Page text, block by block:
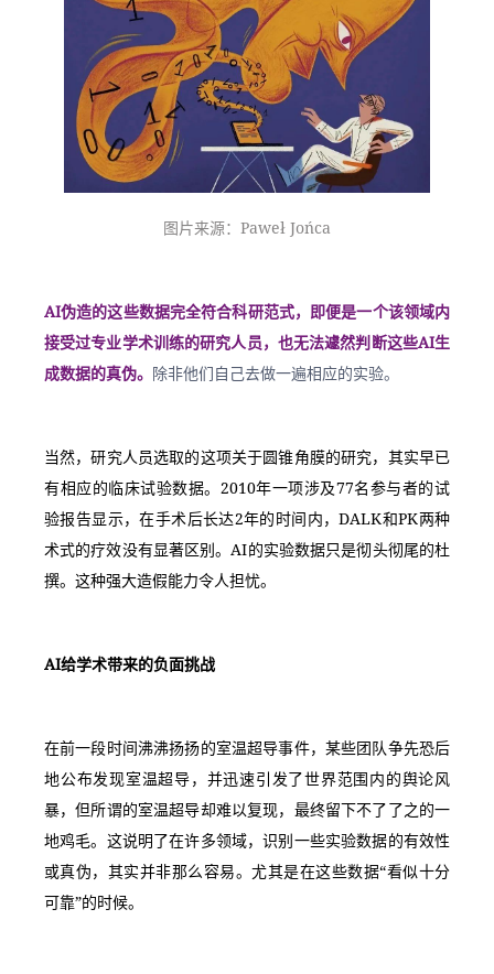
图片来源：Paweł Jońca
AI伪造的这些数据完全符合科研范式，即便是一个该领域内
接受过专业学术训练的研究人员，也无法遽然判断这些AI生
成数据的真伪。 除非他们自己去做一遍相应的实验。
当然，研究人员选取的这项关于圆锥角膜的研究，其实早已
有相应的临床试验数据。2010年一项涉及77名参与者的试
验报告显示，在手术后长达2年的时间内，DALK和PK两种
术式的疗效没有显著区别。AI的实验数据只是彻头彻尾的杜
撰。这种强大造假能力令人担忧。
AI给学术带来的负面挑战
在前一段时间沸沸扬扬的室温超导事件，某些团队争先恐后
地公布发现室温超导，并迅速引发了世界范围内的舆论风
暴，但所谓的室温超导却难以复现，最终留下不了了之的一
地鸡毛。这说明了在许多领域，识别一些实验数据的有效性
或真伪，其实并非那么容易。尤其是在这些数据“看似十分
可靠”的时候。